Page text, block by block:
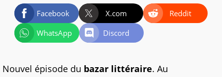
Facebook X.com
Reddit
WhatsApp
Discord
Nouvel épisode du bazar littéraire. Au